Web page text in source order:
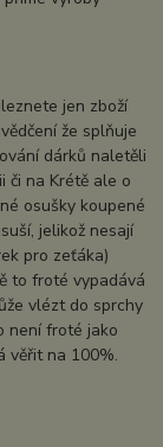
jen zboží
že splňuje
dárků naletěli
či na Krétě ale o
osušky koupené
jelikož nesají
pro zeťáka)
to froté vypadává
vlézt do sprchy
není froté jako
věřit na 100%.